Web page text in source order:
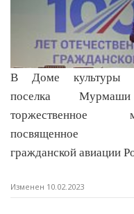
В Доме культуры
поселка
торжественное
посвященное
гражданской авиации
Изменен 10.02.2023